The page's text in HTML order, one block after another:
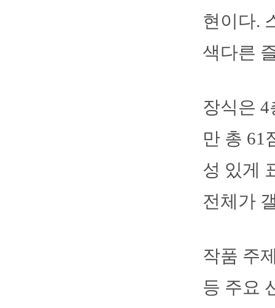
현이다.
색다른
장식은
만 총 61
성 있게
전체가
작품 주
등 주요